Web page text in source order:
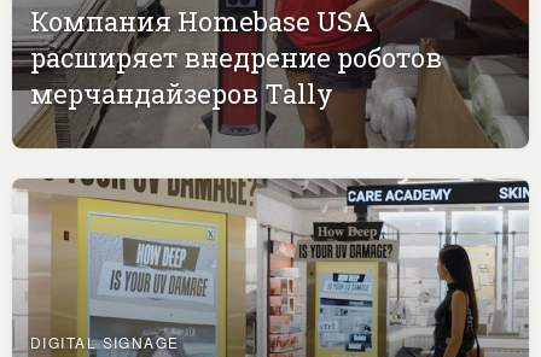
Компания Homebase USA
расширяет внедрение роботов
мерчандайзеров Tally
DIGITAL SIGNAGE